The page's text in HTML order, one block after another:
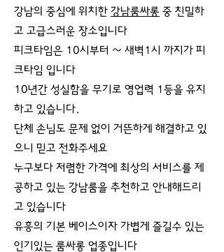
강남의 중심에 위치한 강남룸싸롱 중 친밀하
고 고급스러운 장소입니다
피크타임은 10시부터 ~ 새벽1시 까지가 피
크타임 입니다
10년간 성실함을 무기로 영업력 1등을 유지
하고 있습니다.
단체 손님도 문제 없이 거뜬하게 해결하고 있
으니 믿고 전화주세요
누구보다 저렴한 가격에 최상의 서비스를 제
공하고 있는 강남룸을 추천하고 안내해드리
고 있습니다
유흥의 기본 베이스이자 가볍게 즐길수 있는
인기있는 룸싸롱 업종입니다